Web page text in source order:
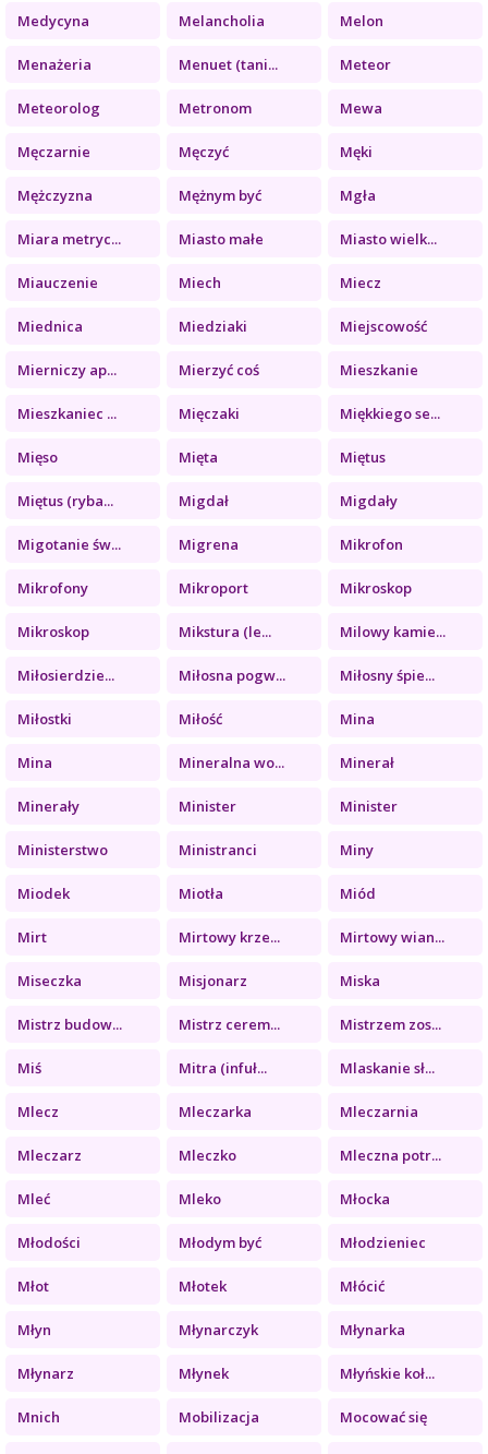
Medycyna Melancholia Melon
Menażeria Menuet (tani... Meteor
Meteorolog Metronom Mewa
Męczarnie Męczyć Męki
Mężczyzna Mężnym być Mgła
Miara metryc... Miasto małe Miasto wielk...
Miauczenie Miech Miecz
Miednica Miedziaki Miejscowość
Mierniczy ap... Mierzyć coś Mieszkanie
Mieszkaniec ... Mięczaki Miękkiego se...
Mięso Mięta Miętus
Miętus (ryba... Migdał Migdały
Migotanie św... Migrena Mikrofon
Mikrofony Mikroport Mikroskop
Mikroskop Mikstura (le... Milowy kamie...
Miłosierdzie... Miłosna pogw... Miłosny śpie...
Miłostki Miłość Mina
Mina Mineralna wo... Minerał
Minerały Minister Minister
Ministerstwo Ministranci Miny
Miodek Miotła Miód
Mirt Mirtowy krze... Mirtowy wian...
Miseczka Misjonarz Miska
Mistrz budow... Mistrz cerem... Mistrzem zos...
Miś Mitra (infuł... Mlaskanie sł...
Mlecz Mleczarka Mleczarnia
Mleczarz Mleczko Mleczna potr...
Mleć Mleko Młocka
Młodości Młodym być Młodzieniec
Młot Młotek Młócić
Młyn Młynarczyk Młynarka
Młynarz Młynek Młyńskie koł...
Mnich Mobilizacja Mocować się